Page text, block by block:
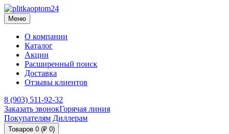
Меню
О компании
Каталог
Акции
Расширенный поиск
Доставка
Отзывы клиентов
8 (903) 511-92-32
Заказать звонокГорячая линия
Покупателям Диллерам
Товаров 0 (₽ 0)